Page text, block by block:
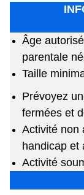
Âge
parentale
Taille
Prévoyez
fermées et
Activité non
handicap et
Activité